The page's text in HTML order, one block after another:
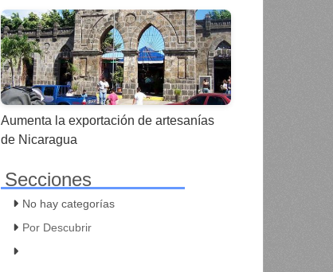
Aumenta la exportación de artesanías
de Nicaragua
Secciones
No hay categorías
Por Descubrir